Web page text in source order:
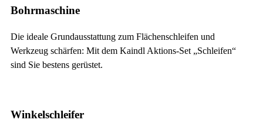
Bohrmaschine
Die ideale Grundausstattung zum Flächenschleifen und
Werkzeug schärfen: Mit dem Kaindl Aktions-Set „Schleifen“
sind Sie bestens gerüstet.
Winkelschleifer